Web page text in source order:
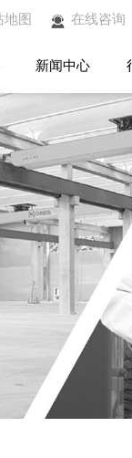
新闻中心
地图 在线咨询